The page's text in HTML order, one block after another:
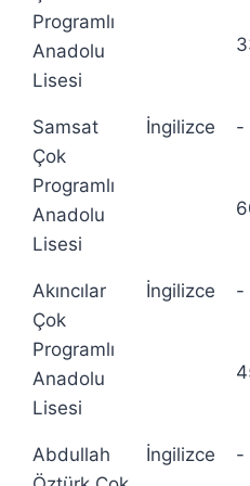
Programlı
Anadolu
Lisesi
Samsat
Çok
Programlı
Anadolu
Lisesi
İngilizce -
Akıncılar
Çok
Programlı
Anadolu
Lisesi
İngilizce -
Abdullah
İngilizce -